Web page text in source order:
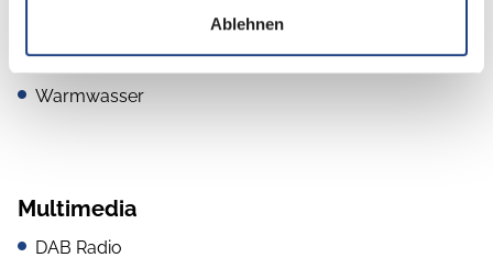
Ablehnen
Dusche
Warmwasser
Multimedia
DAB Radio